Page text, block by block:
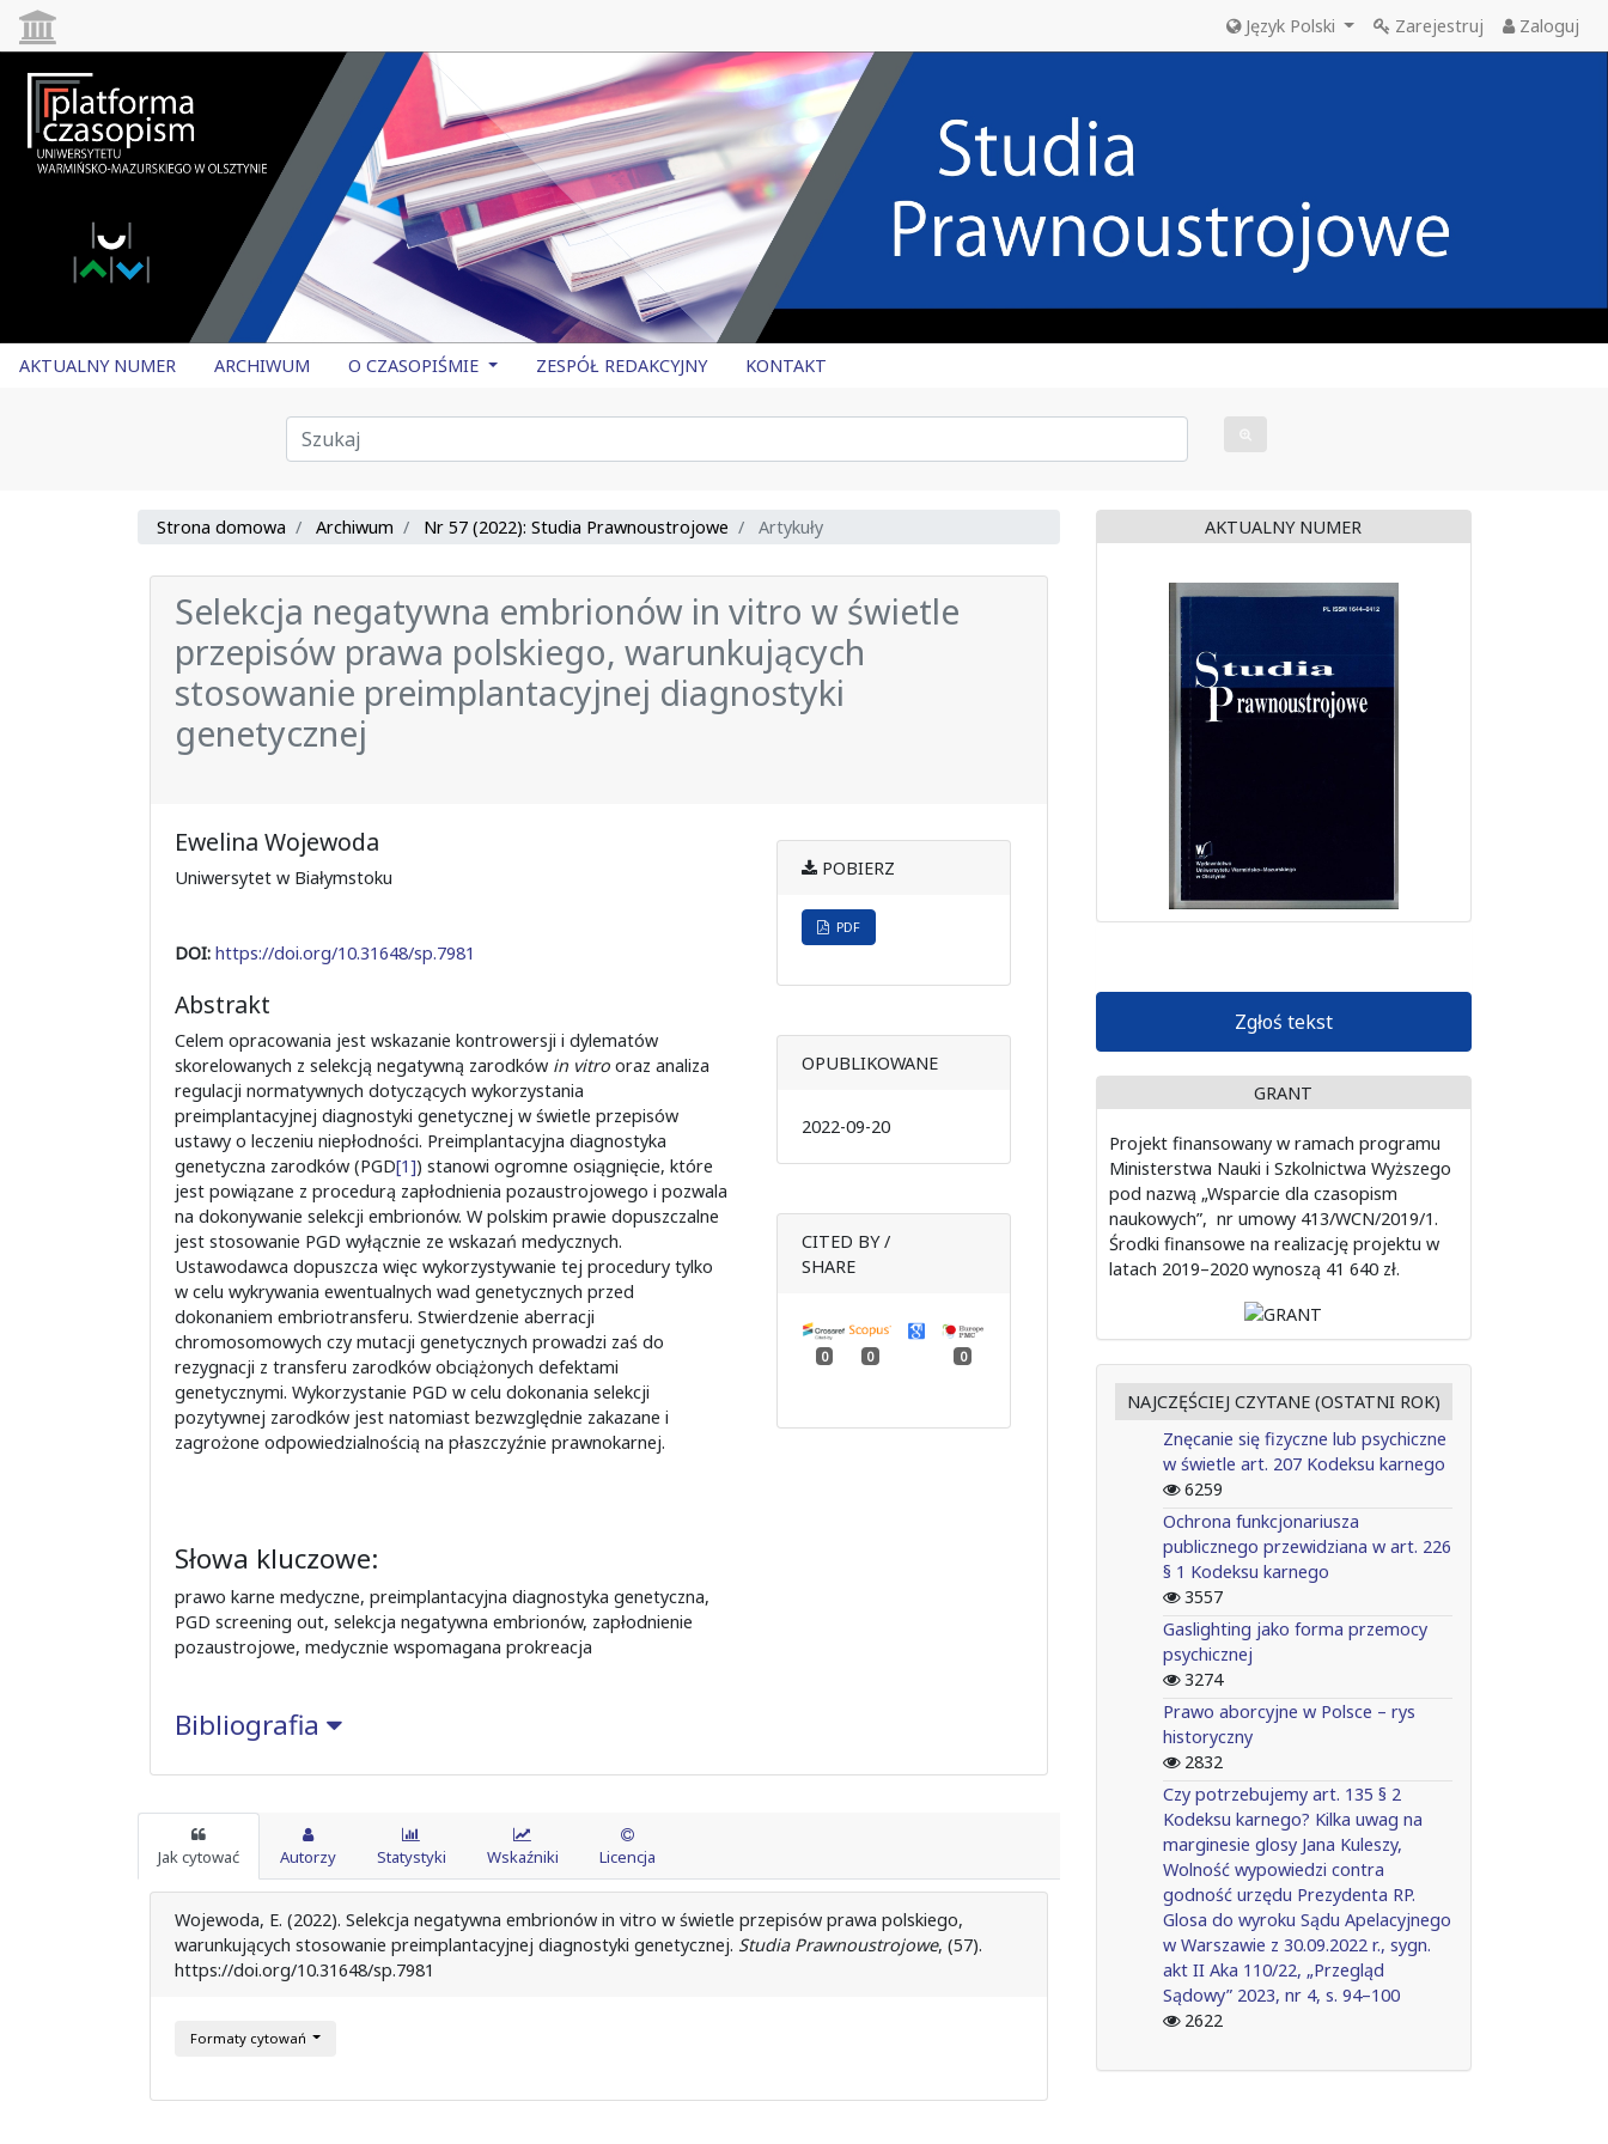
Język Polski Zarejestruj Zaloguj
AKTUALNY NUMER ARCHIWUM O CZASOPIŚMIE ZESPÓŁ REDAKCYJNY KONTAKT
Strona domowa Archiwum Nr 57 (2022): Studia Prawnoustrojowe Artykuły
Selekcja negatywna embrionów in vitro w świetle
przepisów prawa polskiego, warunkujących
stosowanie preimplantacyjnej diagnostyki
genetycznej
Ewelina Wojewoda
Uniwersytet w Białymstoku
DOI: https://doi.org/10.31648/sp.7981
Abstrakt
Celem opracowania jest wskazanie kontrowersji i dylematów
skorelowanych z selekcją negatywną zarodków in vitrooraz analiza
regulacji normatywnych dotyczących wykorzystania
preimplantacyjnej diagnostyki genetycznej w świetle przepisów
ustawy o leczeniu niepłodności. Preimplantacyjna diagnostyka
genetyczna zarodków (PGD[1]) stanowi ogromne osiągnięcie, które
jest powiązane z procedurą zapłodnienia pozaustrojowego i pozwala
na dokonywanie selekcji embrionów. W polskim prawie dopuszczalne
jest stosowanie PGD wyłącznie ze wskazań medycznych.
Ustawodawca dopuszcza więc wykorzystywanie tej procedury tylko
w celu wykrywania ewentualnych wad genetycznych przed
dokonaniem embriotransferu. Stwierdzenie aberracji
chromosomowych czy mutacji genetycznych prowadzi zaś do
rezygnacji z transferu zarodków obciążonych defektami
genetycznymi. Wykorzystanie PGD w celu dokonania selekcji
pozytywnej zarodków jest natomiast bezwzględnie zakazane i
zagrożone odpowiedzialnością na płaszczyźnie prawnokarnej.
Słowa kluczowe:
prawo karne medyczne, preimplantacyjna diagnostyka genetyczna,
PGD screening out, selekcja negatywna embrionów, zapłodnienie
pozaustrojowe, medycznie wspomagana prokreacja
Bibliografia
POBIERZ
PDF
OPUBLIKOWANE
2022-09-20
CITED BY /
SHARE
0 0 0
Jak cytować Autorzy Statystyki Wskaźniki Licencja
Wojewoda, E. (2022). Selekcja negatywna embrionów in vitro w świetle przepisów prawa polskiego,
warunkujących stosowanie preimplantacyjnej diagnostyki genetycznej. Studia Prawnoustrojowe, (57).
https://doi.org/10.31648/sp.7981
Formaty cytowań
AKTUALNY NUMER
Zgłoś tekst
GRANT
Projekt finansowany w ramach programu
Ministerstwa Nauki i Szkolnictwa Wyższego
pod nazwą „Wsparcie dla czasopism
naukowych”, nr umowy 413/WCN/2019/1.
Środki finansowe na realizację projektu w
latach 2019–2020 wynoszą 41 640 zł.
NAJCZĘŚCIEJ CZYTANE (OSTATNI ROK)
Znęcanie się fizyczne lub psychiczne
w świetle art. 207 Kodeksu karnego
6259
Ochrona funkcjonariusza
publicznego przewidziana w art. 226
§ 1 Kodeksu karnego
3557
Gaslighting jako forma przemocy
psychicznej
3274
Prawo aborcyjne w Polsce – rys
historyczny
2832
Czy potrzebujemy art. 135 § 2
Kodeksu karnego? Kilka uwag na
marginesie glosy Jana Kuleszy,
Wolność wypowiedzi contra
godność urzędu Prezydenta RP.
Glosa do wyroku Sądu Apelacyjnego
w Warszawie z 30.09.2022 r., sygn.
akt II Aka 110/22, „Przegląd
Sądowy” 2023, nr 4, s. 94–100
2622